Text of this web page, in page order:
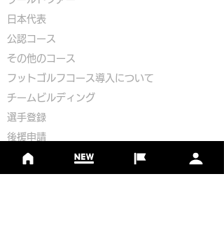
​​日本代表
公認コース
​その他のコース
​ フットゴルフコース導入について
​チームビルディング
選手登録​
​後援申請
​イベント依頼
プライバシーポリシー